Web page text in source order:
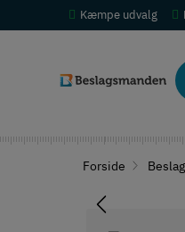
Kæmpe udvalg
Forside Beslag